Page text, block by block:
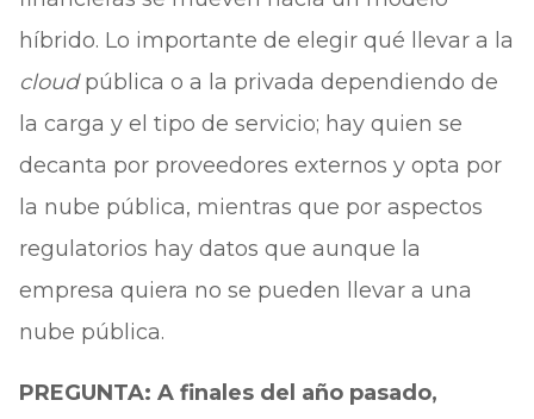
híbrido. Lo importante de elegir qué llevar a la
cloudpública o a la privada dependiendo de
la carga y el tipo de servicio; hay quien se
decanta por proveedores externos y opta por
la nube pública, mientras que por aspectos
regulatorios hay datos que aunque la
empresa quiera no se pueden llevar a una
nube pública.
PREGUNTA: A finales del año pasado,